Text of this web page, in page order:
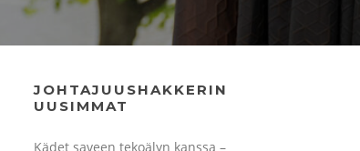
JOHTAJUUSHAKKERIN
UUSIMMAT
Kädet saveen tekoälyn kanssa –